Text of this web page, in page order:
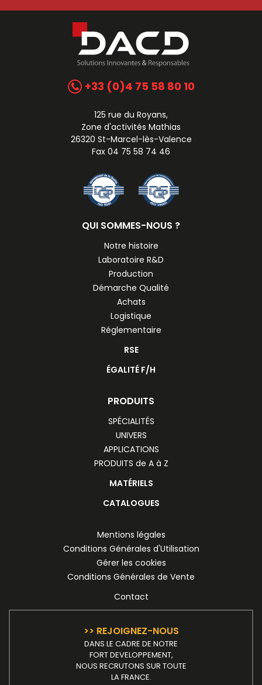
+33 (0)4 75 58 80 10
125 rue du Royans,
Zone d'activités Mathias
26320 St-Marcel-lès-Valence
Fax 04 75 58 74 46
QUI SOMMES-NOUS ?
Notre histoire
Laboratoire R&D
Production
Démarche Qualité
Achats
Logistique
Réglementaire
RSE
ÉGALITÉ F/H
PRODUITS
SPÉCIALITÉS
UNIVERS
APPLICATIONS
PRODUITS de A à Z
MATÉRIELS
CATALOGUES
Mentions légales
Conditions Générales d'Utilisation
Gérer les cookies
Conditions Générales de Vente
Contact
>> REJOIGNEZ-NOUS
DANS LE CADRE DE NOTRE
FORT DEVELOPPEMENT,
NOUS RECRUTONS SUR TOUTE
LA FRANCE.